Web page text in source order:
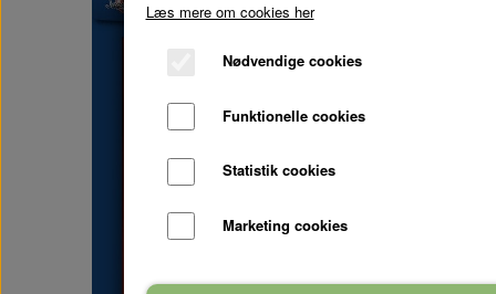
Læs mere om cookies her
Nødvendige cookies
Funktionelle cookies
Statistik cookies
Marketing cookies